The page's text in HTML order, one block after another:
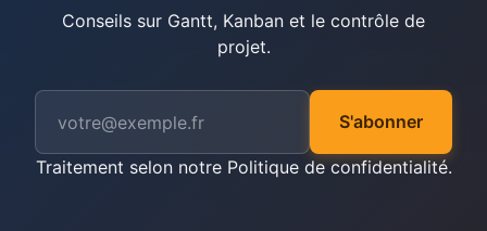
Conseils sur Gantt, Kanban et le contrôle de
projet.
S'abonner
Traitement selon notre Politique de confidentialité.